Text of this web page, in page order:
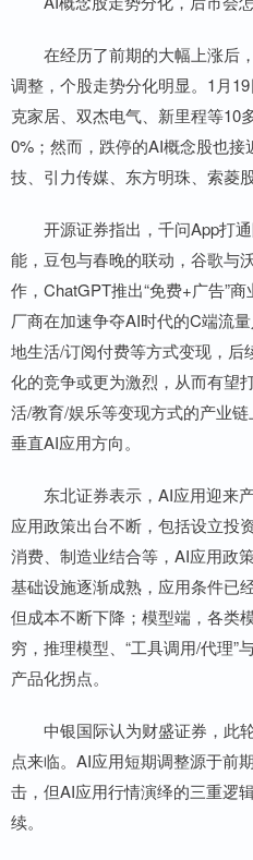
在经历了前期的大幅上涨后
调整，个股走势分化明显。1月
克家居、双杰电气、新里程等10
0%；然而，跌停的AI概念股也
技、引力传媒、东方明珠、索菱股
开源证券指出，千问App打通
能，豆包与春晚的联动，谷歌与
作，ChatGPT推出“免费+广告”
厂商在加速争夺AI时代的C端流
地生活/订阅付费等方式变现，后
化的竞争或更为激烈，从而有望
活/教育/娱乐等变现方式的产业
垂直AI应用方向。
东北证券表示，AI应用迎来
应用政策出台不断，包括设立投
消费、制造业结合等，AI应用政
基础设施逐渐成熟，应用条件已
但成本不断下降；模型端，各类
穷，推理模型、“工具调用/代理”
产品化拐点。
中银国际认为财盛证券，此
点来临。AI应用短期调整源于前
击，但AI应用行情演绎的三重逻
续。